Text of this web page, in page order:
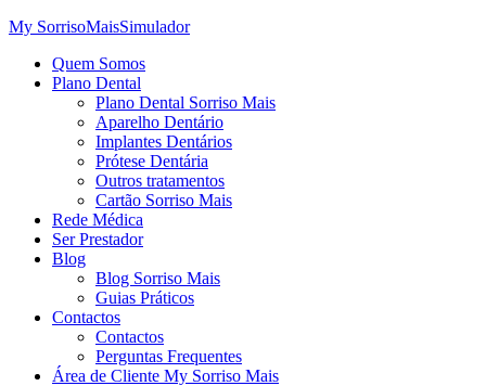
My SorrisoMaisSimulador
Quem Somos
Plano Dental
Plano Dental Sorriso Mais
Aparelho Dentário
Implantes Dentários
Prótese Dentária
Outros tratamentos
Cartão Sorriso Mais
Rede Médica
Ser Prestador
Blog
Blog Sorriso Mais
Guias Práticos
Contactos
Contactos
Perguntas Frequentes
Área de Cliente My Sorriso Mais